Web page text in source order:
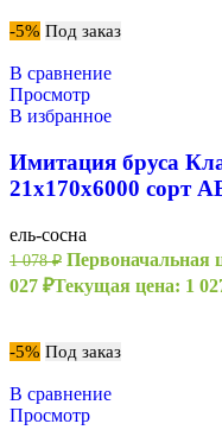
-5% Под заказ
В сравнение
Просмотр
В избранное
Имитация бруса
21х170х6000 сорт
ель-сосна
1 078₽ Первоначальная
027 ₽Текущая цена: 1
-5% Под заказ
В сравнение
Просмотр